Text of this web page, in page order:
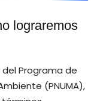
lograremos
Programa de
(PNUMA),